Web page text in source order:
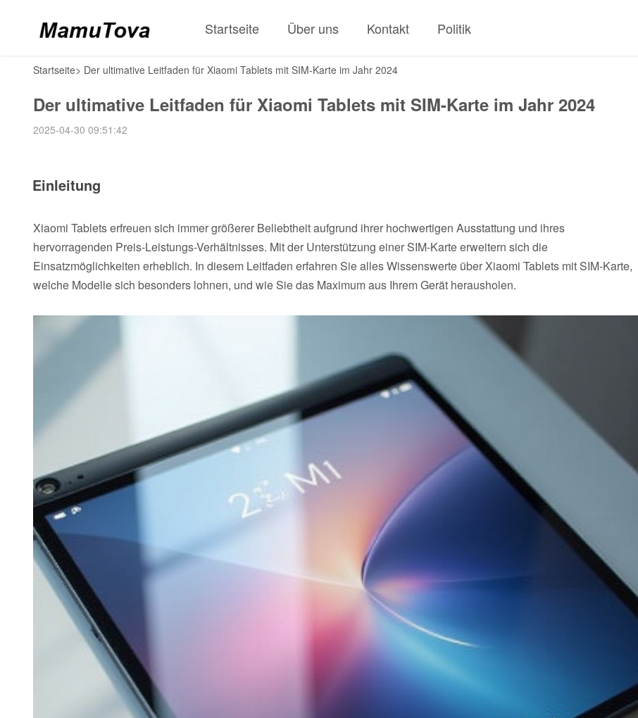
Startseite Über uns Kontakt Politik
Startseite> Der ultimative Leitfaden für Xiaomi Tablets mit SIM-Karte im Jahr 2024
Der ultimative Leitfaden für Xiaomi Tablets mit SIM-Karte im Jahr 2024
2025-04-30 09:51:42
Einleitung
Xiaomi Tablets erfreuen sich immer größerer Beliebtheit aufgrund ihrer hochwertigen Ausstattung und ihres
hervorragenden Preis-Leistungs-Verhältnisses. Mit der Unterstützung einer SIM-Karte erweitern sich die
Einsatzmöglichkeiten erheblich. In diesem Leitfaden erfahren Sie alles Wissenswerte über Xiaomi Tablets mit SIM-Karte,
welche Modelle sich besonders lohnen, und wie Sie das Maximum aus Ihrem Gerät herausholen.